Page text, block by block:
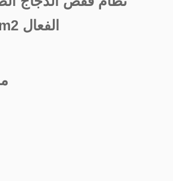
الفعال 275g/m2 الزنك